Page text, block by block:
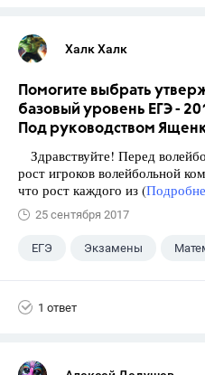
Халк Халк
Помогите выбрать
базовый уровень ЕГЭ -
Под руководством
Здравствуйте! Перед
рост игроков волейбольной
что рост каждого из (
25 сентября 2017
ЕГЭ Экзамены
1 ответ